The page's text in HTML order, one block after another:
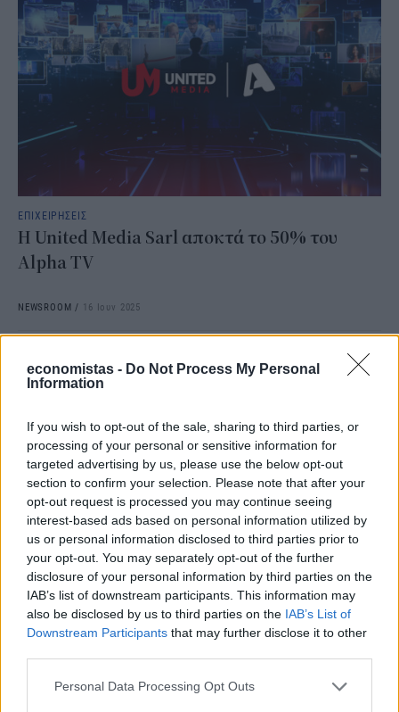
economistas - Do Not Process My Personal
Information
If you wish to opt-out of the sale, sharing to third parties, or
processing of your personal or sensitive information for
targeted advertising by us, please use the below opt-out
section to confirm your selection. Please note that after your
opt-out request is processed you may continue seeing
interest-based ads based on personal information utilized by
us or personal information disclosed to third parties prior to
your opt-out. You may separately opt-out of the further
disclosure of your personal information by third parties on the
IAB’s list of downstream participants. This information may
also be disclosed by us to third parties on the IAB’s List of
Downstream Participants that may further disclose it to other
Personal Data Processing Opt Outs
ΕΠΙΧΕΙΡΗΣΕΙΣ
Η United Media Sarl αποκτά το 50% του
Alpha TV
NEWSROOM / 16 Ιουν 2025
ΕΠΙΧΕΙΡΗΣΕΙΣ
Οι επόμενες κινήσεις του ομίλου AKTOR
μετά την εξαγορά της ΑΚΤΩΡ Παραχωρήσεις
NEWSROOM/02 Μαΐ 2025